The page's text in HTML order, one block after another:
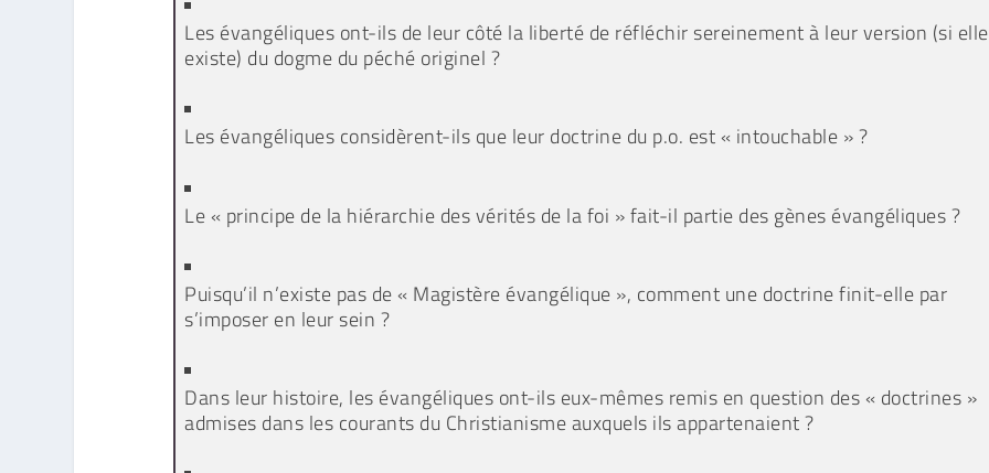
Les évangéliques ont-ils de leur côté la liberté de réfléchir sereinement à leur version (si elle
existe) du dogme du péché originel ?
Les évangéliques considèrent-ils que leur doctrine du p.o. est « intouchable » ?
Le « principe de la hiérarchie des vérités de la foi » fait-il partie des gènes évangéliques ?
Puisqu’il n’existe pas de « Magistère évangélique », comment une doctrine finit-elle par
s’imposer en leur sein ?
Dans leur histoire, les évangéliques ont-ils eux-mêmes remis en question des « doctrines »
admises dans les courants du Christianisme auxquels ils appartenaient ?